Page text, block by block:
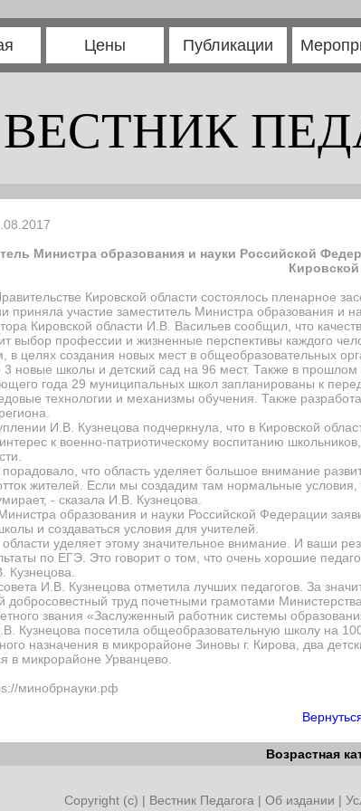
Цены Публикации
ВЕСТНИК
Министра образования и науки Российской
Кировской области состоялось пленарное
приняла участие заместитель Министра образования и
Кировской области И.В. Васильев сообщил, что
выбор профессии и жизненные перспективы каждого
в целях создания новых мест в общеобразовательных
3 новые школы и детский сад на 96 мест. Также в
года 29 муниципальных школ запланированы к
технологии и механизмы обучения. Также
И.В. Кузнецова подчеркнула, что в Кировской
к военно-патриотическому воспитанию
что область уделяет большое внимание
жителей. Если мы создадим там нормальные
- сказала И.В. Кузнецова.
образования и науки Российской Федерации
и создаваться условия для учителей.
области уделяет этому значительное внимание. И ваши
по ЕГЭ. Это говорит о том, что очень хорошие
И.В. Кузнецова отметила лучших педагогов. За
добросовестный труд почетными грамотами
звания «Заслуженный работник системы
Кузнецова посетила общеобразовательную школу на
назначения в микрорайоне Зиновы г. Кирова, два
в микрорайоне Урванцево.
минобрнауки.рф
Возрастная
Copyright (c) | Вестник Педагога | Об издании |